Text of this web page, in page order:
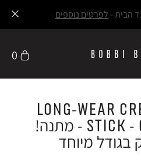
הבית - לפרטים נוספים
0
Long-Wear
Stick - Golden Pink - מתנה!
בגודל מיוחד